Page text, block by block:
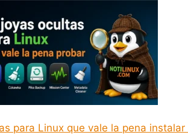
para Linux que vale la pena instalar